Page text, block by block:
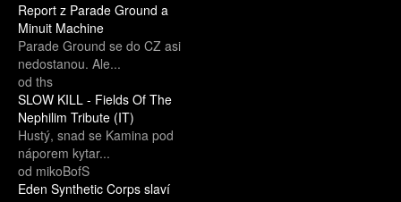
Report z Parade Ground a
Minuit Machine
Parade Ground se do CZ asi
nedostanou. Ale...
od ths
SLOW KILL - Fields Of The
Nephilim Tribute (IT)
Hustý, snad se Kamina pod
náporem kytar...
od mikoBofS
Eden Synthetic Corps slaví